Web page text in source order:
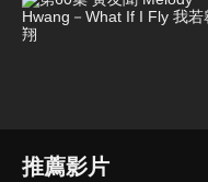
推薦影片